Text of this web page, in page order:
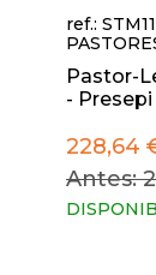
ref.: STM11
Pastor-
- Presepi
228,64
Antes: